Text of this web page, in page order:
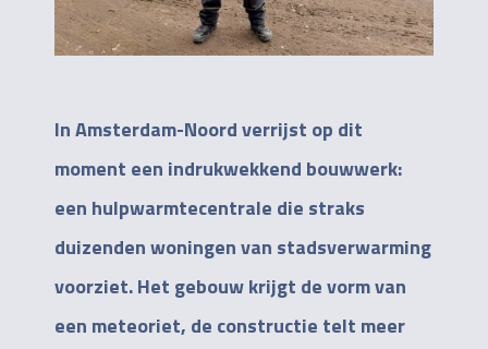
In Amsterdam-Noord verrijst op dit
moment een indrukwekkend bouwwerk:
een hulpwarmtecentrale die straks
duizenden woningen van stadsverwarming
voorziet. Het gebouw krijgt de vorm van
een meteoriet, de constructie telt meer